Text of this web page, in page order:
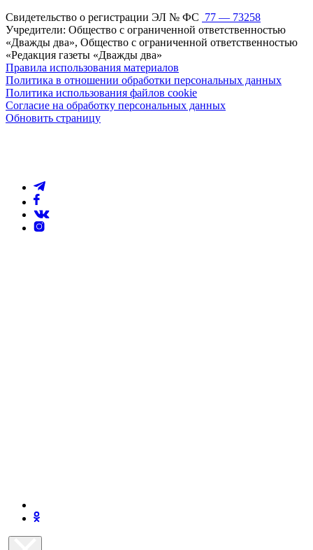
Свидетельство о регистрации ЭЛ № ФС 77 — 73258
Учредители: Общество с ограниченной ответственностью
«Дважды два», Общество с ограниченной ответственностью
«Редакция газеты «Дважды два»
Правила использования материалов
Политика в отношении обработки персональных данных
Политика использования файлов cookie
Согласие на обработку персональных данных
Обновить страницу